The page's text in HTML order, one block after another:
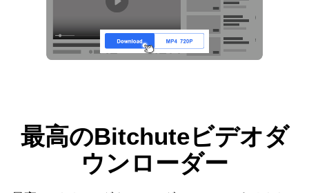
最高のBitchuteビデオダ
ウンローダー